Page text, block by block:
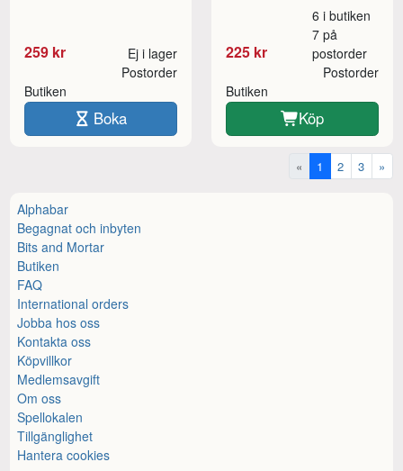
259 kr Ej i lager
Butiken
Postorder
Boka
225 kr
6 i butiken
7 på
postorder
Butiken
Postorder
Köp
« 1 2 3 »
Alphabar
Begagnat och inbyten
Bits and Mortar
Butiken
FAQ
International orders
Jobba hos oss
Kontakta oss
Köpvillkor
Medlemsavgift
Om oss
Spellokalen
Tillgänglighet
Hantera cookies